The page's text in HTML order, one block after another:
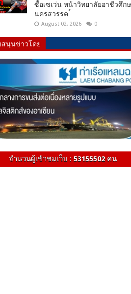
ซื้อเซเว่น หน้าวิทยาลัยอาชีวศึก
นครสวรรค ์
August 02, 2026 0
นุนข่าวโดย
จำนวนผู้เข้าชมเว็บ : 53155502 คน